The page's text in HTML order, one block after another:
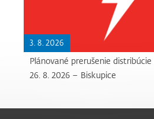
3. 8. 2026
Plánované prerušenie
26. 8. 2026 – Biskupice